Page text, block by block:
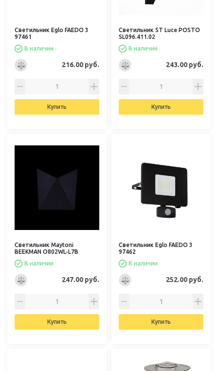
Светильник Eglo FAEDO 3
97461
В наличии
216.00 руб.
Купить
Светильник ST Luce POSTO
SL096.411.02
В наличии
243.00 руб.
Купить
Светильник Maytoni
BEEKMAN O802WL-L7B
В наличии
247.00 руб.
Купить
Светильник Eglo FAEDO 3
97462
В наличии
252.00 руб.
Купить